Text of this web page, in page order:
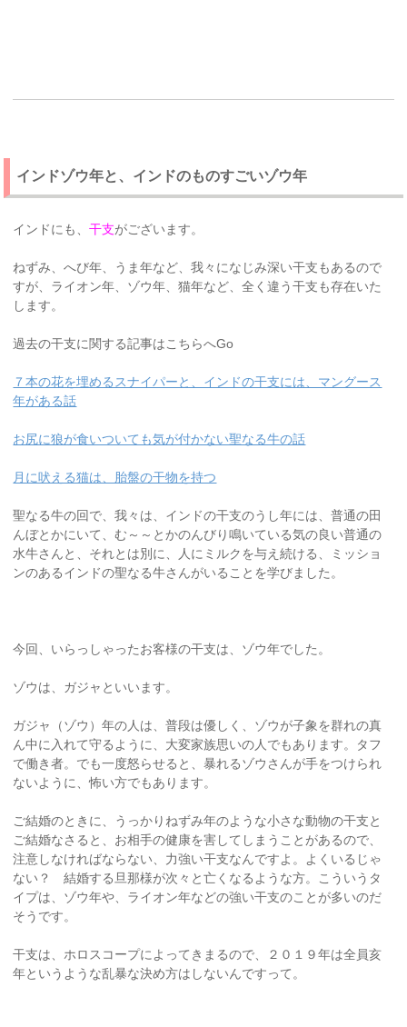
インドゾウ年と、インドのものすごいゾウ年
インドにも、干支がございます。
ねずみ、へび年、うま年など、我々になじみ深い干支もあるので
すが、ライオン年、ゾウ年、猫年など、全く違う干支も存在いた
します。
過去の干支に関する記事はこちらへGo
７本の花を埋めるスナイパーと、インドの干支には、マングース
年がある話
お尻に狼が食いついても気が付かない聖なる牛の話
月に吠える猫は、胎盤の干物を持つ
聖なる牛の回で、我々は、インドの干支のうし年には、普通の田
んぼとかにいて、む～～とかのんびり鳴いている気の良い普通の
水牛さんと、それとは別に、人にミルクを与え続ける、ミッショ
ンのあるインドの聖なる牛さんがいることを学びました。
今回、いらっしゃったお客様の干支は、ゾウ年でした。
ゾウは、ガジャといいます。
ガジャ（ゾウ）年の人は、普段は優しく、ゾウが子象を群れの真
ん中に入れて守るように、大変家族思いの人でもあります。タフ
で働き者。でも一度怒らせると、暴れるゾウさんが手をつけられ
ないように、怖い方でもあります。
ご結婚のときに、うっかりねずみ年のような小さな動物の干支と
ご結婚なさると、お相手の健康を害してしまうことがあるので、
注意しなければならない、力強い干支なんですよ。よくいるじゃ
ない？ 結婚する旦那様が次々と亡くなるような方。こういうタ
イプは、ゾウ年や、ライオン年などの強い干支のことが多いのだ
そうです。
干支は、ホロスコープによってきまるので、２０１９年は全員亥
年というような乱暴な決め方はしないんですって。